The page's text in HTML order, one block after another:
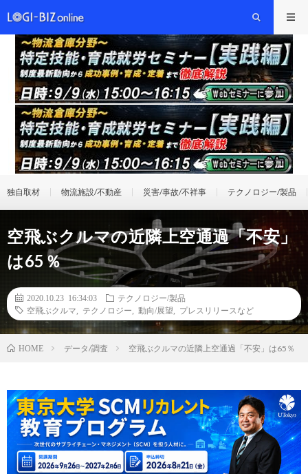
独自取材 物流施設/不動産 災害/事故/不祥事 テクノロジー/製品
空飛ぶクルマの近隣上空通過「不安」
は65％
2020.10.23 16:34:03
テクノロジー/製品
空飛ぶクルマ
テクノロジー 動向/展望 プレスリリースなど
HOME データ/調査 空飛ぶクルマの近隣上空通過「不安」は65％